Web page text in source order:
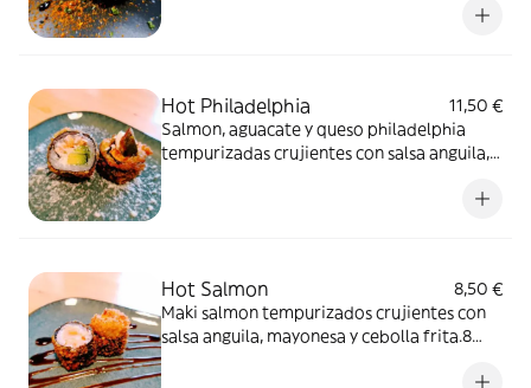
Hot Philadelphia
11,50 €
Salmon, aguacate y queso philadelphia
tempurizadas crujientes con salsa anguila,
Hot Salmon
8,50 €
Maki salmon tempurizados crujientes con
salsa anguila, mayonesa y cebolla frita.8